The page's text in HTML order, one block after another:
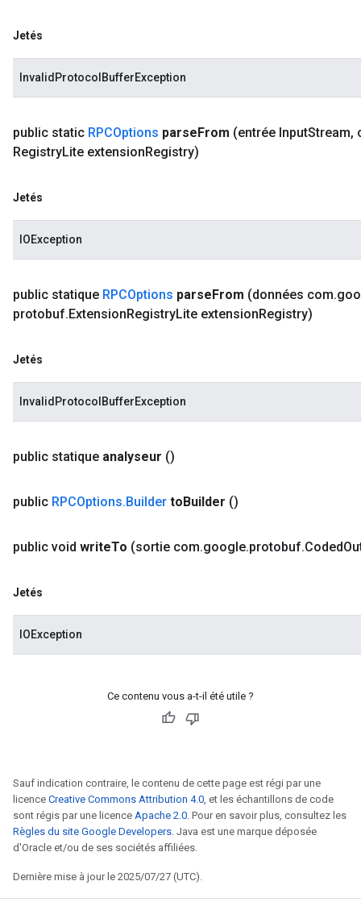
Jetés
InvalidProtocolBufferException
public static RPCOptions parseFrom (entrée InputStream,
RegistryLite extensionRegistry)
Jetés
IOException
public statique RPCOptions parseFrom (données com.
protobuf.ExtensionRegistryLite extensionRegistry)
Jetés
InvalidProtocolBufferException
public statique analyseur ()
public RPCOptions.Builder toBuilder ()
public void writeTo (sortie com.google.protobuf.Coded
Jetés
IOException
Ce contenu vous a-t-il été utile ?
Sauf indication contraire, le contenu de cette page est régi par une
licence Creative Commons Attribution 4.0, et les échantillons de code
sont régis par une licence Apache 2.0. Pour en savoir plus, consultez les
Règles du site Google Developers. Java est une marque déposée
d'Oracle et/ou de ses sociétés affiliées.
Dernière mise à jour le 2025/07/27 (UTC).